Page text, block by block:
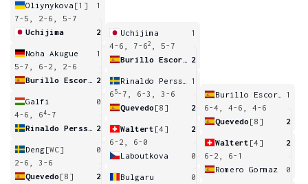
Oliynykova [1]
1
7-5, 2-6, 5-7
Uchijima
2
Noha Akugue
1
5-7, 6-2, 2-6
2
Galfi
0
4-6, 64-7
2
Deng[WC]
0
2-6, 3-6
Quevedo [8] 2
Uchijima
1
4-6, 7-62
, 5-7
2
1
6 5-7, 6-3, 3-6
Quevedo [8] 2
Waltert [4]
2
6-2, 6-0
Laboutkova
0
Bulgaru
0
1
6-4, 4-6, 4-6
Quevedo [8] 2
Waltert [4]
2
6-2, 6-1
Romero Gormaz
0